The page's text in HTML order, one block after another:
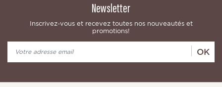
Newsletter
Inscrivez-vous et recevez toutes nos nouveautés et
promotions!
OK